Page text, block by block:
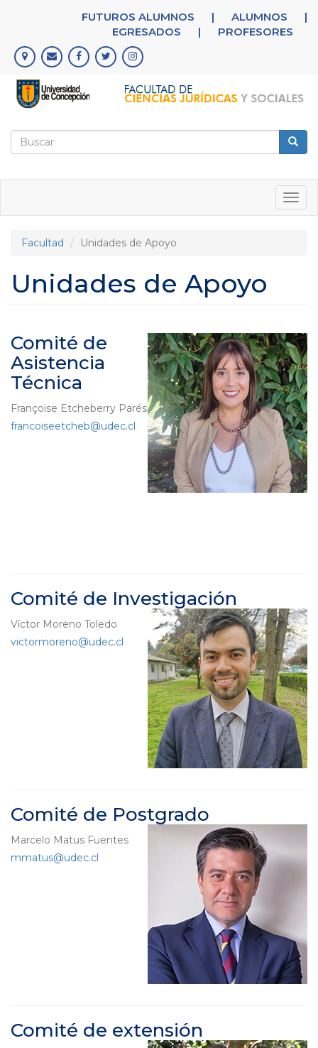
principal
FUTUROS ALUMNOS | ALUMNOS
|
EGRESADOS
| PROFESORES
Formulario
Facultad Unidades de Apoyo
Unidades de Apoyo
Comité de
Asistencia
Técnica
Françoise Etcheberry Parés
francoiseetcheb@udec.cl
Comité de Investigación
Víctor Moreno Toledo
victormoreno@udec.cl
Comité de Postgrado
Marcelo Matus Fuentes
mmatus@udec.cl
Comité de extensión